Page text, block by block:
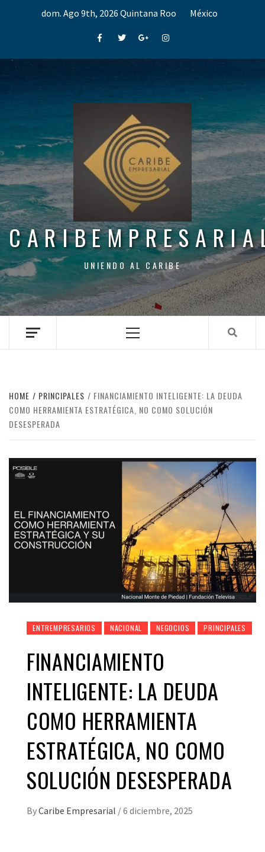
dom. Ago 9th, 2026 Quintana Roo México
FacebookTwitterGoogle+Instagram
UNIENDO AL CARIBE
Menu
HOME PRINCIPALES
FINANCIAMIENTO INTELIGENTE: LA DEUDA
COMO HERRAMIENTA ESTRATÉGICA, NO COMO SOLUCIÓN
DESESPERADA
ENTREMPRESARIOS NACIONAL NEGOCIOS PRINCIPALES
FINANCIAMIENTO
INTELIGENTE: LA DEUDA
COMO HERRAMIENTA
ESTRATÉGICA, NO COMO
SOLUCIÓN DESESPERADA
ByCaribe Empresarial /6 diciembre, 2025